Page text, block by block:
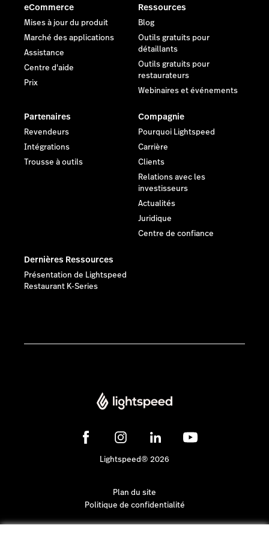
eCommerce
Mises à jour du produit
Marché des applications
Assistance
Centre d'aide
Prix
Ressources
Blog
Outils gratuits pour
détaillants
Outils gratuits pour
restaurateurs
Webinaires et événements
Partenaires
Revendeurs
Intégrations
Trousse à outils
Compagnie
Pourquoi Lightspeed
Carrière
Clients
Relations avec les
investisseurs
Actualités
Juridique
Centre de confiance
Dernières Ressources
Présentation de Lightspeed
Restaurant K-Series
Lightspeed® 2026
Plan du site
Politique de confidentialité